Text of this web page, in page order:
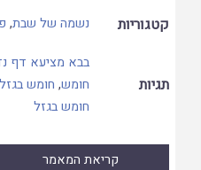
קטגוריות נשמה של שבת,
תגיות
בבא מציעא דף
חומש, חומש בגזל
חומש בגזל
קריאת המאמר